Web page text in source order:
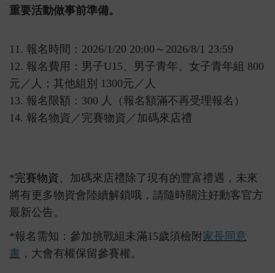
重要活動做事前準備。
11. 報名時間：2026/1/20 20:00～2026/8/1 23:59
12. 報名費用：男子U15、男子青年、女子青年組 800
元／人；其他組別 1300元／人
13. 報名限額：300 人（報名額滿不再受理報名）
14. 報名物資／完賽物資／加碼來店禮
*完賽物資、 加碼來店禮除了現有的豐富禮遇，未來
將有更多物資會陸續解鎖哦，請隨時關注好動客官方
最新公告。
*報名需知：參加挑戰組未滿15歲須檢附家長同意
書 ，大會有權保留參賽權。